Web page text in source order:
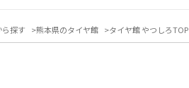
探す 熊本県のタイヤ館 タイヤ館 やつしろTOP